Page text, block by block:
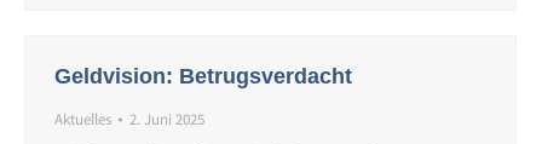
Geldvision: Betrugsverdacht
Aktuelles 2. Juni 2025